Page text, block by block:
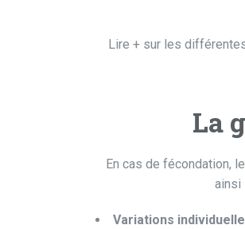
Lire + sur les
La
En cas de fécondation,
ainsi
Variations